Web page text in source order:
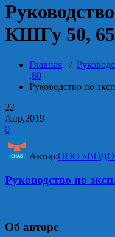
КШГу 50, 65
Главная /
,80
Руководство по
22
Апр,2019
0
Автор:ООО
Руководство по
Об авторе